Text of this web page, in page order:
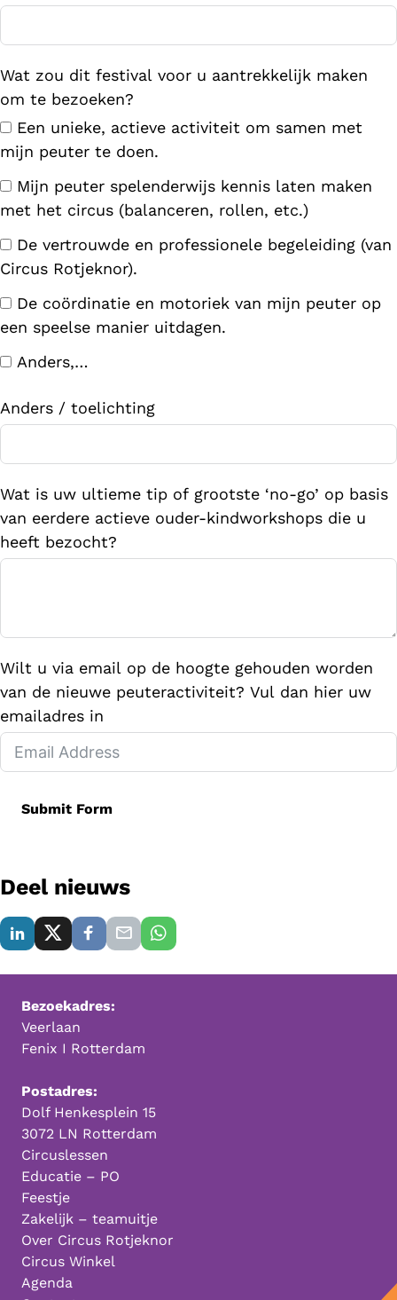
Wat zou dit festival voor u aantrekkelijk maken
om te bezoeken?
Een unieke, actieve activiteit om samen met
mijn peuter te doen.
Mijn peuter spelenderwijs kennis laten maken
met het circus (balanceren, rollen, etc.)
De vertrouwde en professionele begeleiding (van
Circus Rotjeknor).
De coördinatie en motoriek van mijn peuter op
een speelse manier uitdagen.
Anders,…
Anders / toelichting
Wat is uw ultieme tip of grootste ‘no-go’ op basis
van eerdere actieve ouder-kindworkshops die u
heeft bezocht?
Wilt u via email op de hoogte gehouden worden
van de nieuwe peuteractiviteit? Vul dan hier uw
emailadres in
Submit Form
Deel nieuws
Bezoekadres:
Veerlaan
Fenix I Rotterdam
Postadres:
Dolf Henkesplein 15
3072 LN Rotterdam
Circuslessen
Educatie – PO
Feestje
Zakelijk – teamuitje
Over Circus Rotjeknor
Circus Winkel
Agenda